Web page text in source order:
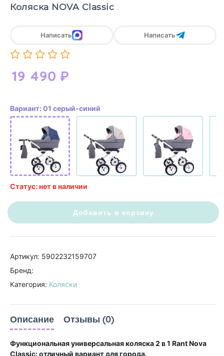
Коляска NOVA Classic
19 490 ₽
Написать Написать
Вариант: 01 серый-синий
Статус: нет в наличии
Добавить в корзину
Артикул: 5902232159707
Бренд:
Категория: Коляски
Описание Отзывы (0)
Функциональная универсальная коляска 2 в 1 Rant Nova
Classic: отличный вариант для города.